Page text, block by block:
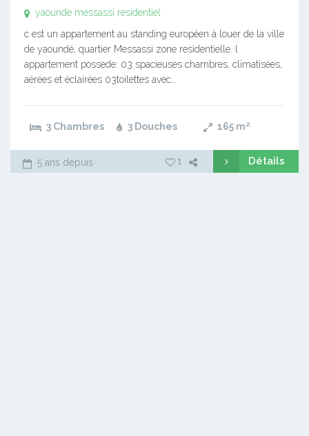
yaounde messassi residentiel
c est un appartement au standing européen à louer de la ville
de yaoundé, quartier Messassi zone residentielle. l
appartement possede: 03 spacieuses chambres, climatisées,
aérées et éclairées 03toilettes avec…
3 Chambres 3 Douches 165 m²
5 ans depuis 1 Détails